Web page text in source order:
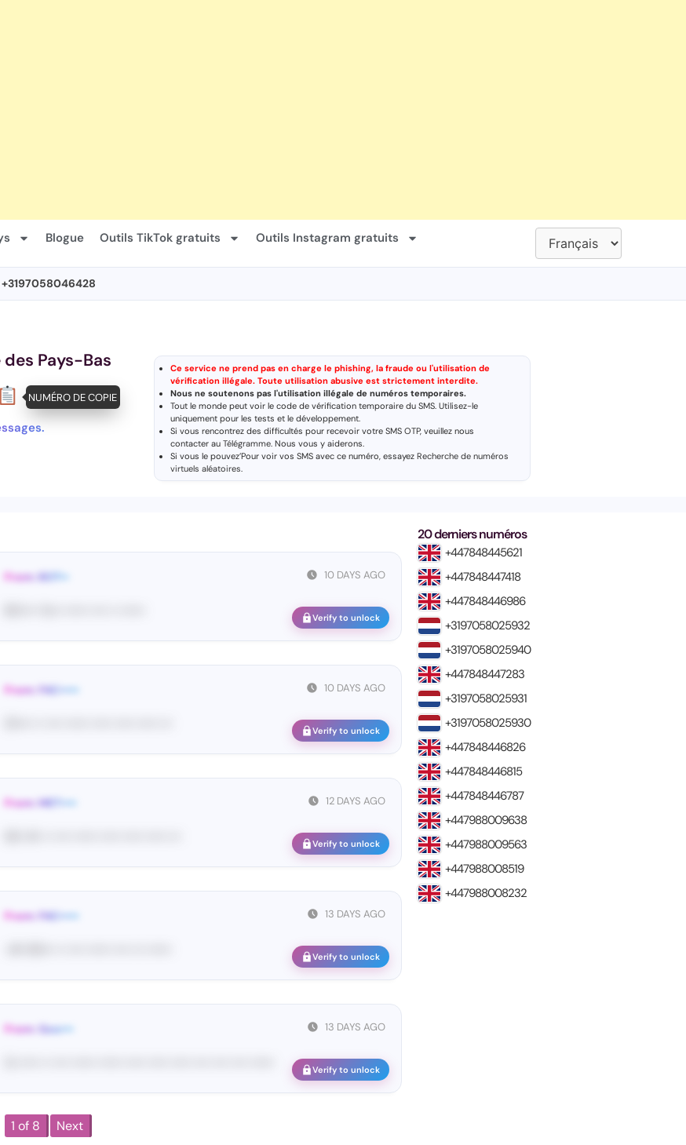
Blogue Outils TikTok gratuits Outils Instagram gratuits
+3197058046428
Pays-Bas
NUMÉRO DE COPIE
Ce service ne prend pas en charge le phishing, la fraude ou l'utilisation de
vérification illégale. Toute utilisation abusive est strictement interdite.
Nous ne soutenons pas l'utilisation illégale de numéros temporaires.
Tout le monde peut voir le code de vérification temporaire du SMS. Utilisez-le
uniquement pour les tests et le développement.
Si vous rencontrez des difficultés pour recevoir votre SMS OTP, veuillez nous
contacter au Télégramme. Nous vous y aiderons.
Si vous le pouvez’Pour voir vos SMS avec ce numéro, essayez Recherche de numéros
virtuels aléatoires.
10 DAYS AGO
From: BOT••
Verify to unlock
10 DAYS AGO
From: FAC•••••
Verify to unlock
12 DAYS AGO
From: MET••••
Verify to unlock
13 DAYS AGO
From: FAC•••••
Verify to unlock
13 DAYS AGO
From: Goo•••
Verify to unlock
1 of 8 Next
20 derniers numéros
+447848445621
+447848447418
+447848446986
+3197058025932
+3197058025940
+447848447283
+3197058025931
+3197058025930
+447848446826
+447848446815
+447848446787
+447988009638
+447988009563
+447988008519
+447988008232